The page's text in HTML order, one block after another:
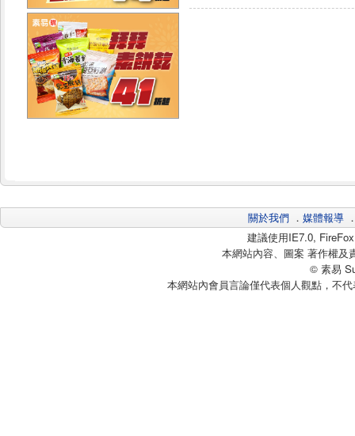
關於我們 ． 媒體報導
建議使用IE7.0,
本網站內容、圖案 著作權及
© 素易
本網站內會員言論僅代表個人觀點，不